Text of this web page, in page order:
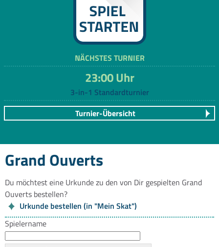
NÄCHSTES TURNIER
23:00 Uhr
3-in-1 Standardturnier
Turnier-Übersicht
Grand Ouverts
Du möchtest eine Urkunde zu den von Dir gespielten Grand
Ouverts bestellen?
Urkunde bestellen (in "Mein Skat")
Spielername